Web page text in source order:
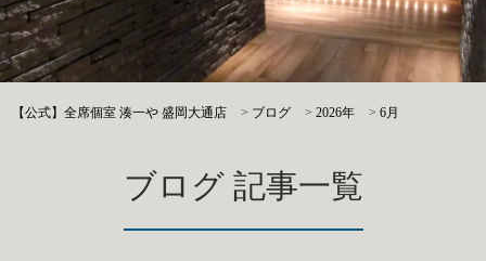
【公式】全席個室 湊一や 盛岡大通店 > ブログ >2026年 >6月
ブログ 記事一覧